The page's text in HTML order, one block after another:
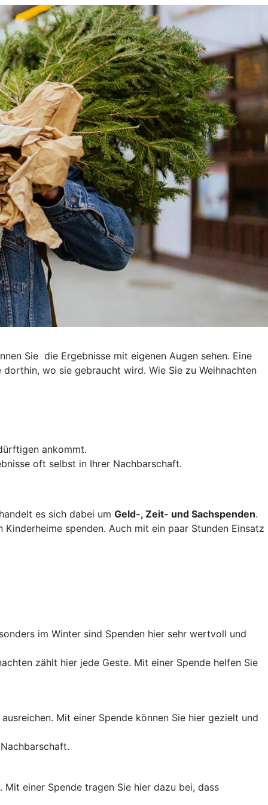
Sie die Ergebnisse mit eigenen Augen sehen. Eine
wo sie gebraucht wird. Wie Sie zu Weihnachten
ankommt.
oft selbst in Ihrer Nachbarschaft.
es sich dabei um Geld-, Zeit- und Sachspenden.
spenden. Auch mit ein paar Stunden Einsatz
im Winter sind Spenden hier sehr wertvoll und
zählt hier jede Geste. Mit einer Spende helfen Sie
Mit einer Spende können Sie hier gezielt und
einer Spende tragen Sie hier dazu bei, dass